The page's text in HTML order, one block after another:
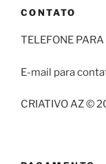
CONTATO
TELEFONE
E-mail para
CRIATIVO AZ ©